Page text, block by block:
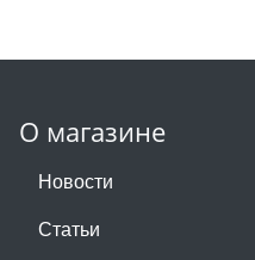
О магазине
Новости
Статьи